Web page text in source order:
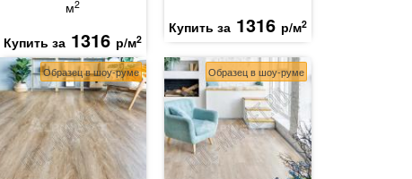
м2
Купить за 1316 р/м2
Купить за 1316 р/м2
Образец в шоу-руме Образец в шоу-руме